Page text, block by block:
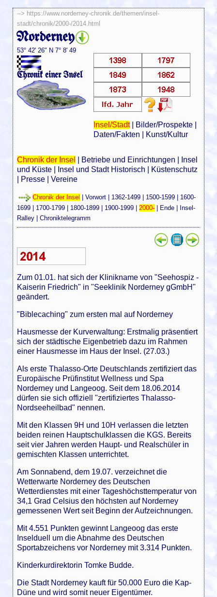
--> https://www.norderney-chronik.de/themen/insel-
stadt/chronik/2000-/2014.html
Norderney
53° 42' 26" N 7° 8' 49
Chronik einer Insel
Insel/Stadt| Bilder/Prospekte|
Daten/Fakten
Kunst/Kultur
Chronik der Insel Betriebe und Einrichtungen
Insel
und Küste
Insel und Stadt Historisch
Küstenschutz
Presse |Vereine
Chronik der Insel |Vorwort | 1362-1499 | 1500-1599 | 1600-
1699
1700-1799 1800-1899 1900-1999 |2000- Ende
Insel-
Ralley |Chroniktelegramm
Zum 01.01. hat sich der Klinikname von "Seehospiz -
Kaiserin Friedrich" in "Seeklinik Norderney gGmbH"
geändert.
"Biblecaching" zum ersten mal auf Norderney
Hausmesse der Kurverwaltung: Erstmalig präsentiert
sich der städtische Eigenbetrieb dazu im Rahmen
einer Hausmesse im Haus der Insel. (27.03.)
Als erste Thalasso-Orte Deutschlands zertifiziert das
Europäische Prüfinstitut Wellness und Spa
Norderney und Langeoog. Seit dem 18.06.2014
dürfen sie sich offiziell "zertifiziertes Thalasso-
Nordseeheilbad" nennen.
Mit den Klassen 9H und 10H verlassen die letzten
beiden reinen Hauptschulklassen die KGS. Bereits
seit vier Jahren werden Haupt- und Realschüler in
gemischten Klassen unterrichtet.
Am Sonnabend, dem 19.07. verzeichnet die
Wetterwarte Norderney des Deutschen
Wetterdienstes mit einer Tageshöchsttemperatur von
34,1 Grad Celsius den höchsten auf Norderney
gemessenen Wert seit Beginn der Aufzeichnungen.
Mit 4.551 Punkten gewinnt Langeoog das erste
Inselduell um die Abnahme des Deutschen
Sportabzeichens vor Norderney mit 3.314 Punkten.
Kinderkurdirektorin Tomke Budde.
Die Stadt Norderney kauft für 50.000 Euro die Kap-
Düne und wird somit neuer Eigentümer.